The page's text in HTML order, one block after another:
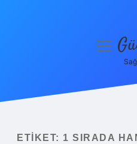
Yasal Uyarı
menüyü
ETIKET: 1 SIRADA